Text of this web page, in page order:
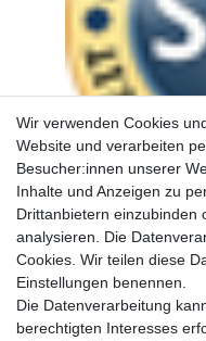
Wir verwenden Cookies
Website und verarbeiten
Besucher:innen unserer
Inhalte und Anzeigen zu
Drittanbietern einzubinden
analysieren. Die
Cookies. Wir teilen diese
Einstellungen benennen.
Die Datenverarbeitung
berechtigten Interesses